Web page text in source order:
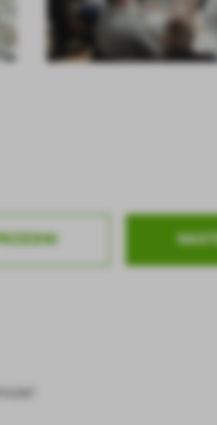
wprowadzonych przez
czy prezentowanych treści.